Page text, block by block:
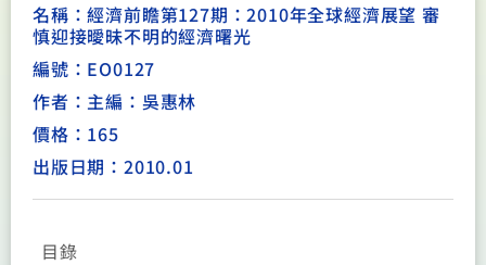
名稱：經濟前瞻第127期：2010年全球經濟展望 審
慎迎接曖昧不明的經濟曙光
編號：EO0127
作者：主編：吳惠林
價格：165
出版日期：2010.01
目錄